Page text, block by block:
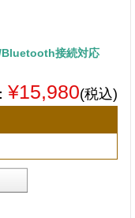
Bluetooth接続対応
¥15,980(税込)